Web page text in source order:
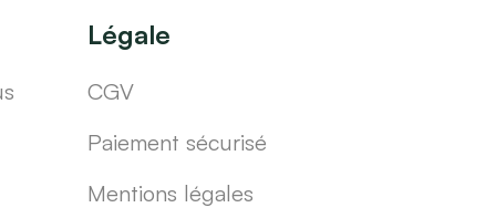
Légale
CGV
Paiement sécurisé
Mentions légales